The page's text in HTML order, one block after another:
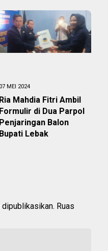
07 MEI 2024
Ria Mahdia Fitri Ambil
Formulir di Dua Parpol
Penjaringan Balon
Bupati Lebak
Ruas